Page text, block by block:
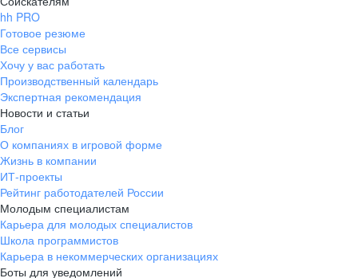
Владивосток
пер. Ланинский д. 4, офис 3.4
+7 423 202-33-28
pr@dv.hh.ru
Новосибирск
ул. Большевистская, д. 35,
помещение 21
+7 383 207-94-64
pr@nsk.hh.ru
Минск
hh PRO
Готовое резюме
Все сервисы
Хочу у вас работать
Производственный календарь
Экспертная рекомендация
Новости и статьи
Блог
О компаниях в игровой форме
Жизнь в компании
ИТ-проекты
Рейтинг работодателей России
Молодым специалистам
Карьера для молодых специалистов
Школа программистов
Карьера в некоммерческих организациях
Боты для уведомлений